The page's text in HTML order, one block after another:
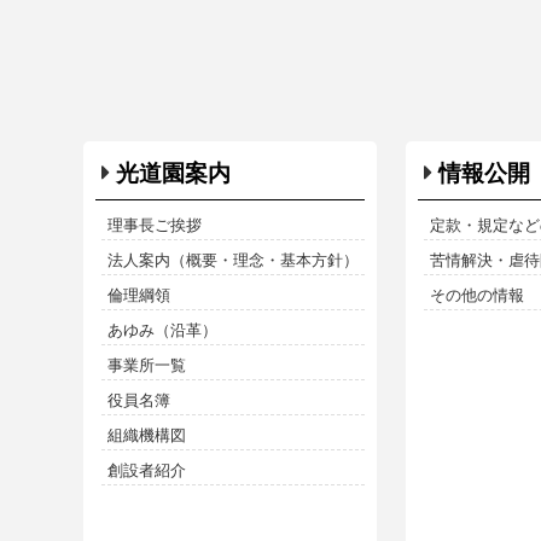
光道園案内
理事長ご挨拶
法人案内（概要・理念・基本方針）
倫理綱領
あゆみ（沿革）
事業所一覧
役員名簿
組織機構図
創設者紹介
情報公開
定款・規定な
苦情解決・虐
その他の情報